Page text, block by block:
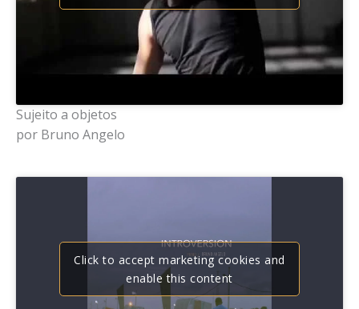
Sujeito a objetos
por Bruno Angelo
Click to accept marketing cookies and
enable this content